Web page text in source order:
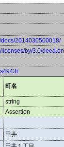
docs/2014030500018/
by/3.0/deed.en
町名
string
Assertion
田井